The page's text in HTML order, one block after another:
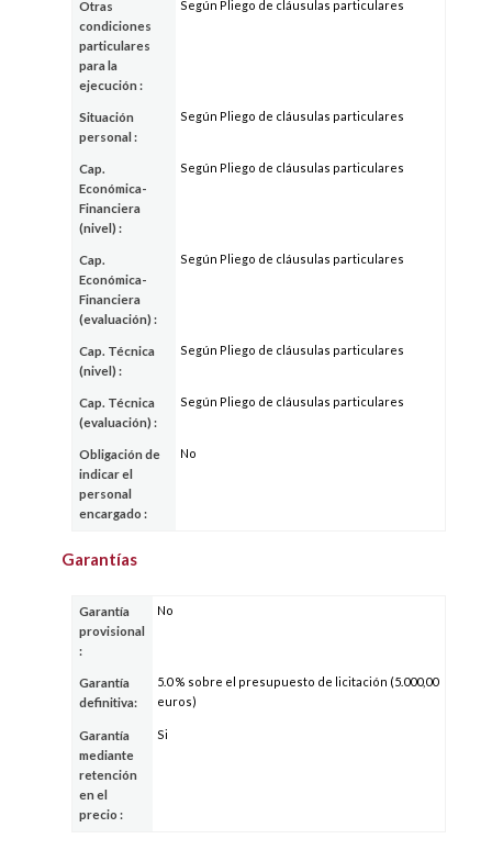
Otras
condiciones
particulares
para la
ejecución :
Según Pliego de cláusulas particulares
Situación
personal :
Según Pliego de cláusulas particulares
Cap.
Económica-
Financiera
(nivel) :
Según Pliego de cláusulas particulares
Cap.
Económica-
Financiera
(evaluación) :
Según Pliego de cláusulas particulares
Cap. Técnica
(nivel) :
Según Pliego de cláusulas particulares
Cap. Técnica
(evaluación) :
Según Pliego de cláusulas particulares
Obligación de
indicar el
personal
encargado :
No
Garantías
Garantía
provisional
:
No
Garantía
definitiva:
5.0 % sobre el presupuesto de licitación (5.000,00
euros)
Garantía
mediante
retención
en el
precio :
Si